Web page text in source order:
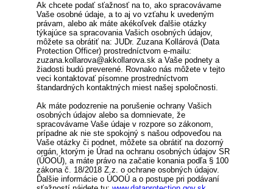
Ak chcete podať sťažnosť na to, ako spracovávame
Vaše osobné údaje, a to aj vo vzťahu k uvedeným
právam, alebo ak máte akékoľvek ďalšie otázky
týkajúce sa spracovania Vašich osobných údajov,
môžete sa obrátiť na: JUDr. Zuzana Kollárová (Data
Protection Officer) prostredníctvom e-mailu:
zuzana.kollarova@akkollarova.sk a Vaše podnety a
žiadosti budú preverené. Rovnako nás môžete v tejto
veci kontaktovať písomne prostredníctvom
štandardných kontaktných miest našej spoločnosti.
Ak máte podozrenie na porušenie ochrany Vašich
osobných údajov alebo sa domnievate, že
spracovávame Vaše údaje v rozpore so zákonom,
prípadne ak nie ste spokojný s našou odpoveďou na
Vaše otázky či podnet, môžete sa obrátiť na dozorný
orgán, ktorým je Úrad na ochranu osobných údajov SR
(ÚOOÚ), a máte právo na začatie konania podľa § 100
zákona č. 18/2018 Z.z. o ochrane osobných údajov.
Ďalšie informácie o ÚOOÚ a o postupe pri podávaní